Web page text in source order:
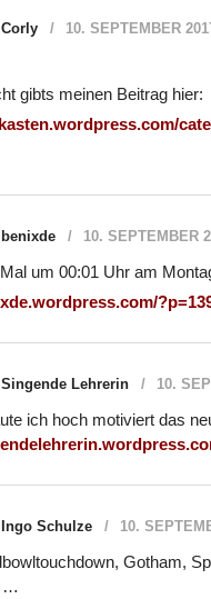
Corly 10. SEPTEMBER
gibts meinen Beitrag hier:
benixde 10. SEPTEMBER
um 00:01 Uhr am
Singende Lehrerin 10.
ich hoch motiviert das
Ingo Schulze 10.
Gotham,
…